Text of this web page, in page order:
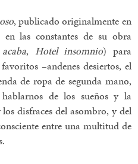
, publicado originalmente en
las constantes de su obra
, Hotel insomnio) para
–andenes desiertos, el
de ropa de segunda mano,
de los sueños y la
disfraces del asombro, y del
entre una multitud de